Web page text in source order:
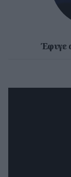
Έφυγε